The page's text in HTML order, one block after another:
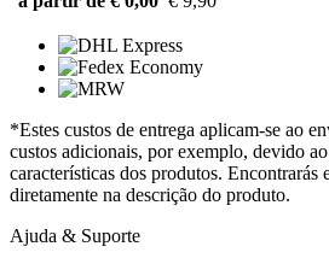
*Estes custos de entrega aplicam-se ao
custos adicionais, por exemplo, devido
características dos produtos. Encontrarás
diretamente na descrição do produto.
Ajuda & Suporte